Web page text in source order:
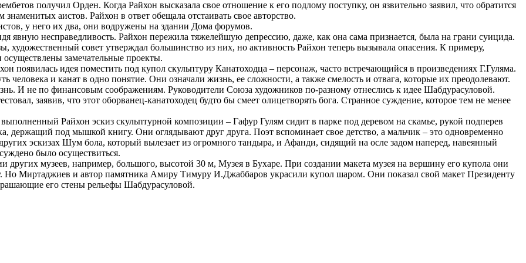
получил Орден. Когда Райхон высказала свое отношение к его подлому поступку, он язвительно заявил, что обратится
аистов. Райхон в ответ обещала отстаивать свое авторство.
у него их два, они водружены на здании Дома форумов.
явную несправедливость. Райхон пережила тяжелейшую депрессию, даже, как она сама признается, была на грани суицида.
художественный совет утверждал большинство из них, но активность Райхон теперь вызывала опасения. К примеру,
замечательные проекты.
появилась идея поместить под купол скульптуру Канатоходца – персонаж, часто встречающийся в произведениях Г.Гуляма.
и канат в одно понятие. Они означали жизнь, ее сложности, а также смелость и отвага, которые их преодолевают.
И не по финансовым соображениям. Руководители Союза художников по-разному отнеслись к идее Шабдурасуловой.
заявив, что этот оборванец-канатоходец будто бы смеет олицетворять бога. Странное суждение, которое тем не менее
Райхон эскиз скульптурной композиции – Гафур Гулям сидит в парке под деревом на скамье, рукой подперев
держащий под мышкой книгу. Они оглядывают друг друга. Поэт вспоминает свое детство, а мальчик – это одновременно
эскизах Шум бола, который вылезает из огромного тандыра, и Афанди, сидящий на осле задом наперед, навеянный
было осуществиться.
музеев, например, большого, высотой 30 м, Музея в Бухаре. При создании макета музея на вершину его купола они
Но Миртаджиев и автор памятника Амиру Тимуру И.Джаббаров украсили купол шаром. Они показал свой макет Президенту
его стены рельефы Шабдурасуловой.